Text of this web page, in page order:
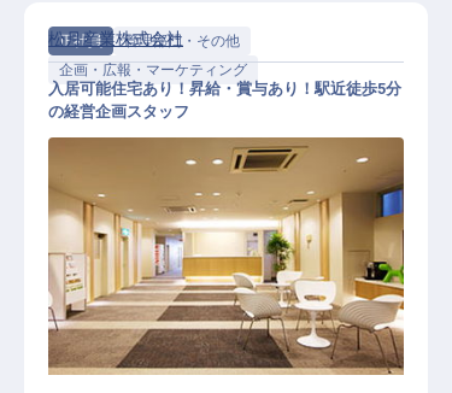
正社員
管理部門・その他
企画・広報・マーケティング
企画・広報・マーケティング / 正社
員
松月産業株式会社
入居可能住宅あり！昇給・賞与あり！駅近徒歩5分
の経営企画スタッフ